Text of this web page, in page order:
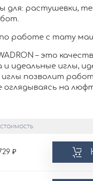
для: растушевки,
работе c тату
– это
и идеальные иглы,
иглы позволит
на
СТОИМОСТЬ